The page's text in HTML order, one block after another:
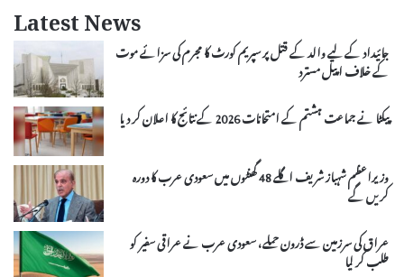
Latest News
جائیداد کے لیے والد کے قتل پر سپریم کورٹ کا مجرم کی سزائے موت
کے خلاف اپیل مسترد
پیکٹا نے جماعت ہشتم کے امتحانات 2026 کے نتائج کا اعلان کر دیا
وزیراعظم شہباز شریف اگلے 48 گھنٹوں میں سعودی عرب کا دورہ
کریں گے
عراق کی سرزمین سے ڈرون حملے، سعودی عرب نے عراقی سفیر کو
طلب کر لیا